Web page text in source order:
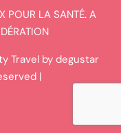
POUR LA SANTÉ. A
Travel by degustar
|